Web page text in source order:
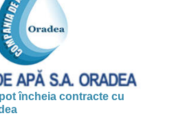
încheia contracte cu